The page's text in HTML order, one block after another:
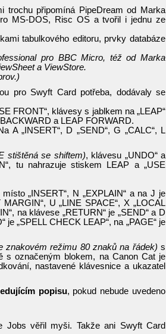
trochu připomíná PipeDream od Marka
MS-DOS, Risc OS a tvořil i jednu ze
tabulkového editoru, prvky databáze
pro BBC Micro, též od Marka
a ViewStore.
pro Swyft Card potřeba, dodávaly se
FRONT“, klávesy s jablkem na „LEAP“
a LEAP FORWARD.
„INSERT“, D „SEND“, G „CALC“, L
stištěná se shiftem), klávesu „UNDO“ a
tu nahrazuje stiskem LEAP a „USE
„INSERT“, N „EXPLAIN“ a na J je
MARGIN“, U „LINE SPACE“, X „LOCAL
na klávese „RETURN“ je „SEND“ a D
je „SPELL CHECK LEAP“, na „PAGE“ je
znakovém režimu 80 znaků na řádek) s
s označeným blokem, na Canon Cat je
nastavené klávesnice a ukazatel
popisu, pokud nebude uvedeno
Jobs věřil myši. Takže ani Swyft Card